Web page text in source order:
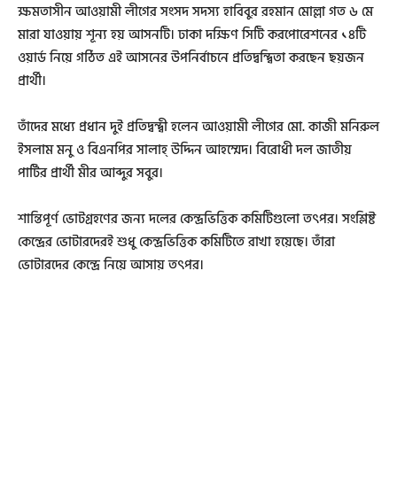
ক্ষমতাসীন আওয়ামী লীগের সংসদ সদস্য হাবিবুর রহমান মোল্লা গত ৬ মে
মারা যাওয়ায় শূন্য হয় আসনটি। ঢাকা দক্ষিণ সিটি করপোরেশনের ১৪টি
ওয়ার্ড নিয়ে গঠিত এই আসনের উপনির্বাচনে প্রতিদ্বন্দ্বিতা করছেন ছয়জন
প্রার্থী।
তাঁদের মধ্যে প্রধান দুই প্রতিদ্বন্দ্বী হলেন আওয়ামী লীগের মো. কাজী মনিরুল
ইসলাম মনু ও বিএনপির সালাহ্ উদ্দিন আহম্মেদ। বিরোধী দল জাতীয়
পার্টির প্রার্থী মীর আব্দুর সবুর।
শান্তিপূর্ণ ভোটগ্রহণের জন্য দলের কেন্দ্রভিত্তিক কমিটিগুলো তৎপর। সংশ্লিষ্ট
কেন্দ্রের ভোটারদেরই শুধু কেন্দ্রভিত্তিক কমিটিতে রাখা হয়েছে। তাঁরা
ভোটারদের কেন্দ্রে নিয়ে আসায় তৎপর।